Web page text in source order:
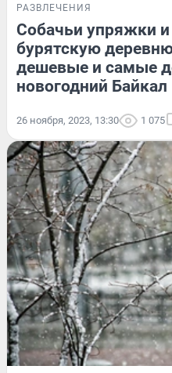
РАЗВЛЕЧЕНИЯ
Собачьи упряжки
бурятскую
дешевые и самые
новогодний Байкал
26 ноября, 2023, 13:30 1 075